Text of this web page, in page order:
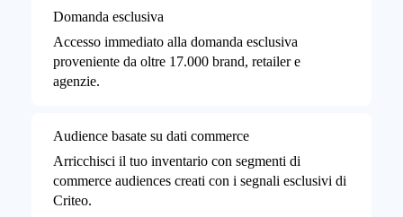
Domanda esclusiva
Accesso immediato alla domanda esclusiva
proveniente da oltre 17.000 brand, retailer e
agenzie.
Audience basate su dati commerce
Arricchisci il tuo inventario con segmenti di
commerce audiences creati con i segnali esclusivi di
Criteo.